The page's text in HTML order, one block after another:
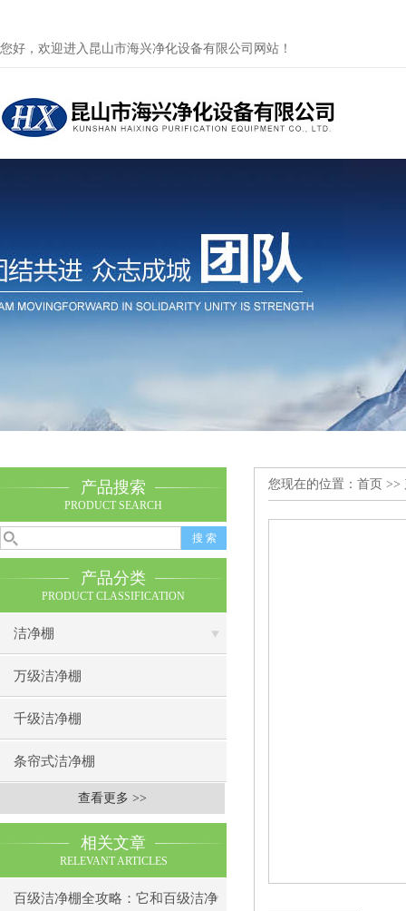
您好，欢迎进入昆山市海兴净化设备有限公司网站！
产品搜索
PRODUCT SEARCH
产品分类
PRODUCT CLASSIFICATION
洁净棚
万级洁净棚
千级洁净棚
条帘式洁净棚
查看更多 >>
相关文章
RELEVANT ARTICLES
百级洁净棚全攻略：它和百级洁净
您现在的位置： 首页 >>